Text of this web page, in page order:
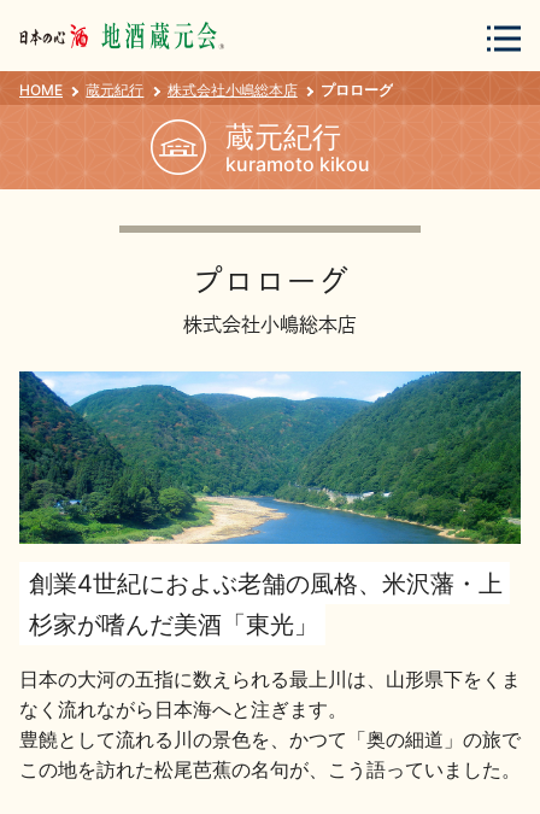
会員登録 ログイン
蔵元紀行 地酒カタログ
地酒用語集 地酒解体新書
お楽しみコンテンツ
HOME 蔵元紀行 株式会社小嶋総本店 プロローグ
蔵元紀行
kuramoto kikou
プロローグ
株式会社小嶋総本店
創業4世紀におよぶ老舗の風格、米沢藩・上
杉家が嗜んだ美酒「東光」
日本の大河の五指に数えられる最上川は、山形県下をくま
なく流れながら日本海へと注ぎます。
豊饒として流れる川の景色を、かつて「奥の細道」の旅で
この地を訪れた松尾芭蕉の名句が、こう語っていました。